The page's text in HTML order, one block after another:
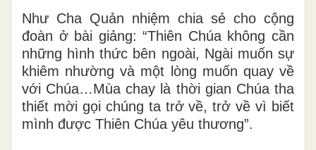
Như Cha Quản nhiệm chia sẻ cho cộng
đoàn ở bài giảng: “Thiên Chúa không cần
những hình thức bên ngoài, Ngài muốn sự
khiêm nhường và một lòng muốn quay về
với Chúa…Mùa chay là thời gian Chúa tha
thiết mời gọi chúng ta trở về, trở về vì biết
mình được Thiên Chúa yêu thương”.